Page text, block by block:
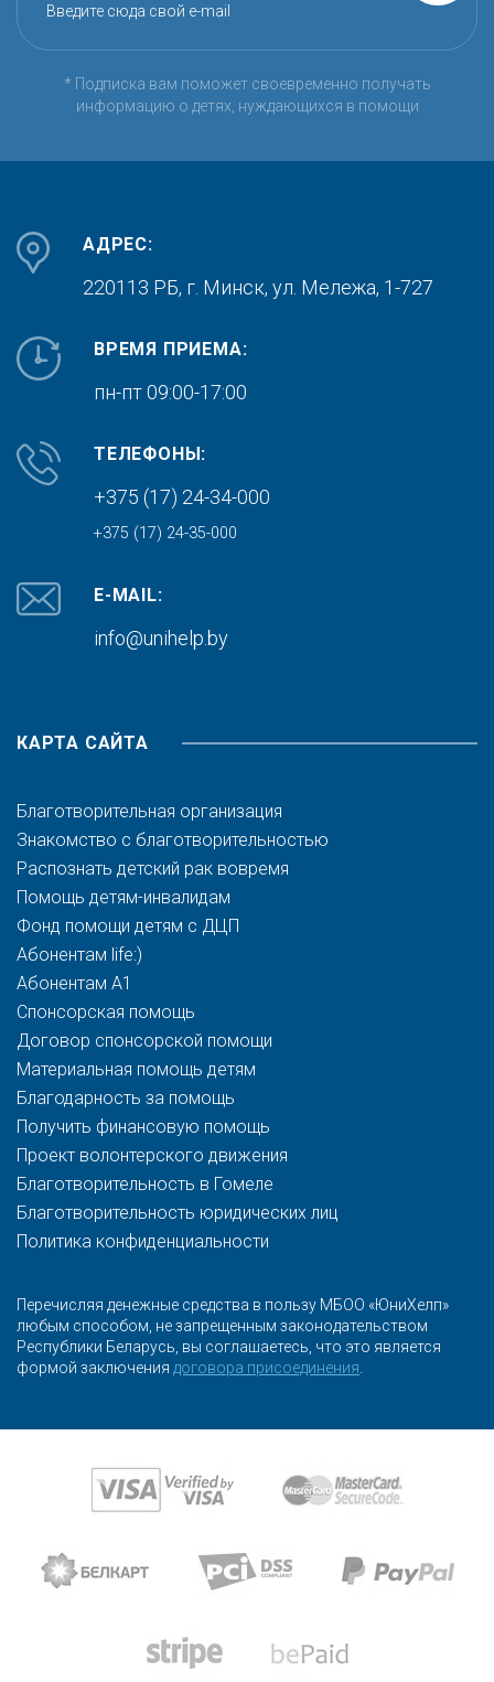
Введите сюда свой e-mail
* Подписка вам поможет своевременно получать
информацию о детях, нуждающихся в помощи
АДРЕС:
220113 РБ, г. Минск, ул. Мележа, 1-727
ВРЕМЯ ПРИЕМА:
пн-пт 09:00-17:00
ТЕЛЕФОНЫ:
+375 (17) 24-34-000
+375 (17) 24-35-000
E-MAIL:
info@unihelp.by
КАРТА САЙТА
Благотворительная организация
Знакомство с благотворительностью
Распознать детский рак вовремя
Помощь детям-инвалидам
Фонд помощи детям с ДЦП
Абонентам life:)
Абонентам A1
Спонсорская помощь
Договор спонсорской помощи
Материальная помощь детям
Благодарность за помощь
Получить финансовую помощь
Проект волонтерского движения
Благотворительность в Гомеле
Благотворительность юридических лиц
Политика конфиденциальности
Перечисляя денежные средства в пользу МБОО «ЮниХелп»
любым способом, не запрещенным законодательством
Республики Беларусь, вы соглашаетесь, что это является
формой заключения договора присоединения